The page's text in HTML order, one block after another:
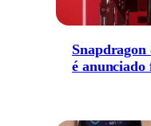
Snapdragon
é anunciado